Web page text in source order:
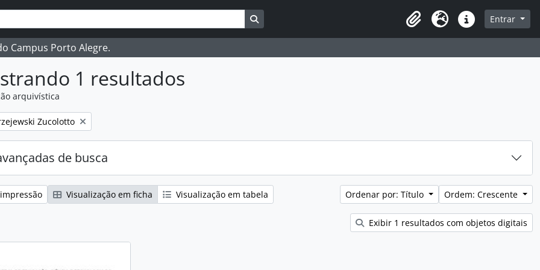
Busque na página de navegação
Idioma Atalhos Entrar
Campus Porto Alegre.
1 resultados
arquivística
Zucolotto
de busca
Visualização em ficha Visualização em tabela Ordenar por: Título Ordem: Crescente
Exibir 1 resultados com objetos digitais